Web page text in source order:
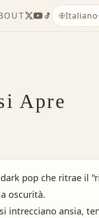
Italiano
Apre
pop che ritrae il
oscurità.
intrecciano ansia,